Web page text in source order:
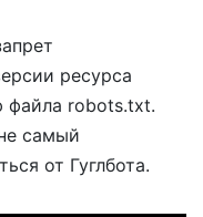
ресурса
файла robots.txt.
самый
от Гуглбота.